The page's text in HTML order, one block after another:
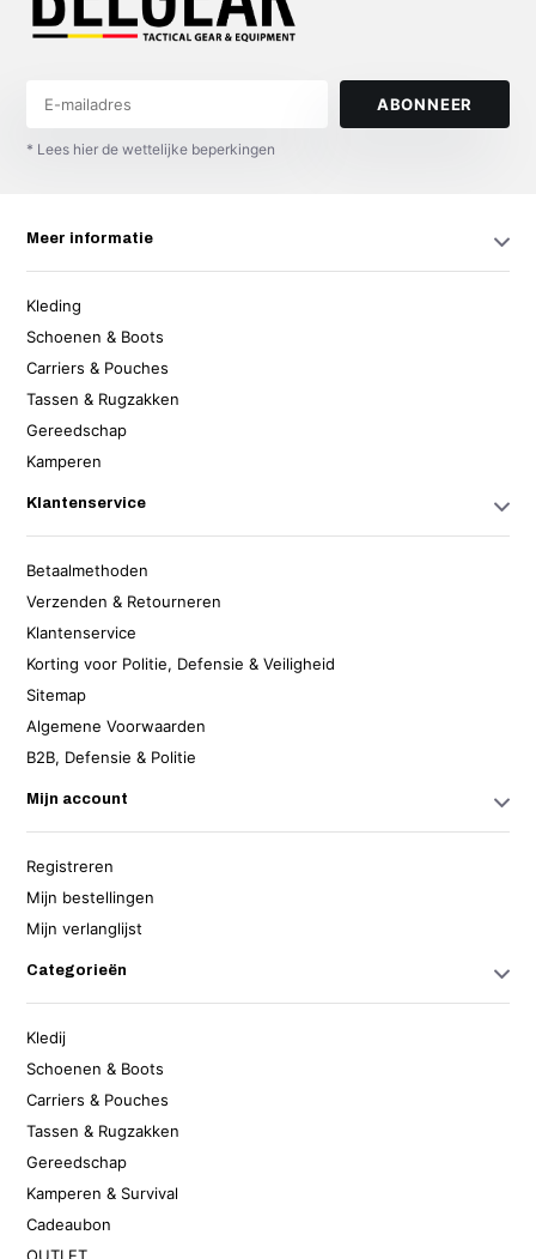
ABONNEER
* Lees hier de wettelijke beperkingen
Meer informatie
Kleding
Schoenen & Boots
Carriers & Pouches
Tassen & Rugzakken
Gereedschap
Kamperen
Klantenservice
Betaalmethoden
Verzenden & Retourneren
Klantenservice
Korting voor Politie, Defensie & Veiligheid
Sitemap
Algemene Voorwaarden
B2B, Defensie & Politie
Mijn account
Registreren
Mijn bestellingen
Mijn verlanglijst
Categorieën
Kledij
Schoenen & Boots
Carriers & Pouches
Tassen & Rugzakken
Gereedschap
Kamperen & Survival
Cadeaubon